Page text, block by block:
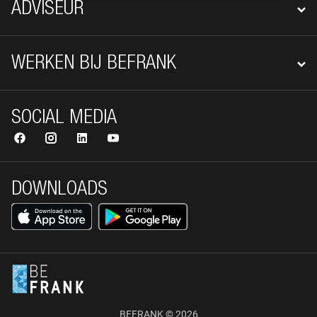
ADVISEUR
WERKEN BIJ BEFRANK
DOWNLOADS
SOCIAL MEDIA
BEFRANK © 2026